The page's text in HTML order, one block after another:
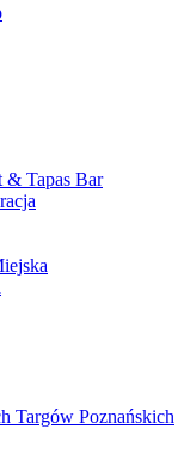
& Tapas Bar
Targów Poznańskich